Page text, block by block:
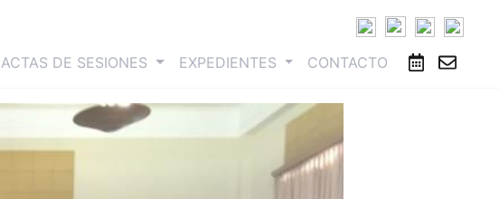
ACTAS DE SESIONES EXPEDIENTES CONTACTO